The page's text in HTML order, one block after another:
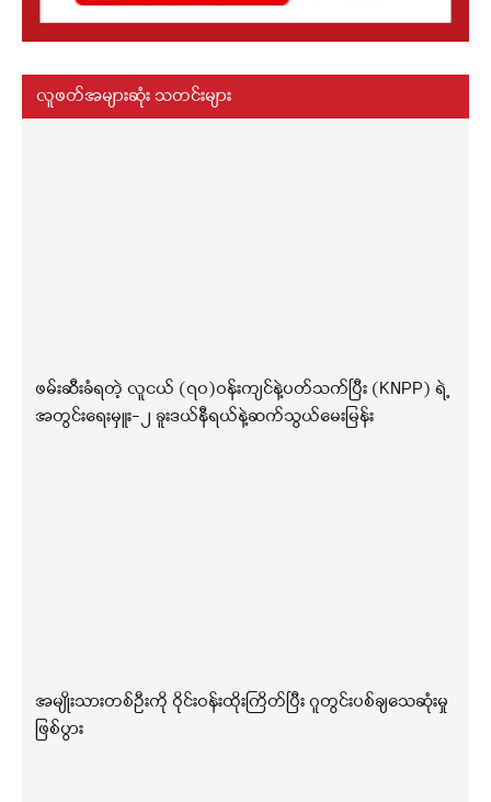
လူဖတ်အများဆုံး သတင်းများ
ဖမ်းဆီးခံရတဲ့ လူငယ် (၇၀)ဝန်းကျင်နဲ့ပတ်သက်ပြီး (KNPP) ရဲ့
အတွင်းရေးမှူး-၂ ခူးဒယ်နီရယ်နဲ့ဆက်သွယ်မေးမြန်း
အမျိုးသားတစ်ဦးကို ဝိုင်းဝန်းထိုးကြိတ်ပြီး ဂူတွင်းပစ်ချသေဆုံးမှု
ဖြစ်ပွား